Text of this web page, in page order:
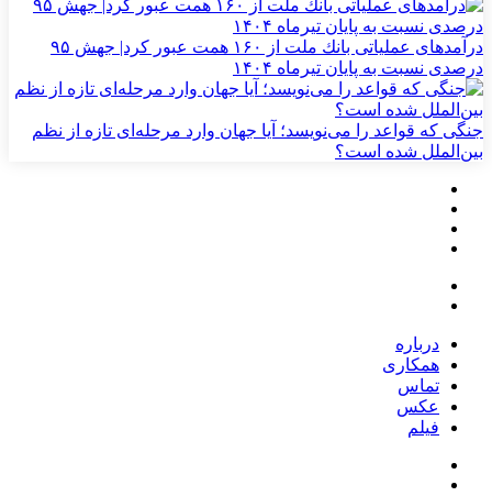
درآمدهای عملیاتی بانك ملت از ۱۶۰ همت عبور كرد| جهش ۹۵
درصدی نسبت به پایان تیرماه ۱۴۰۴
جنگی که قواعد را می‌نویسد؛ آیا جهان وارد مرحله‌ای تازه از نظم
بین‌الملل شده است؟
درباره
همکاری
تماس
عکس
فیلم